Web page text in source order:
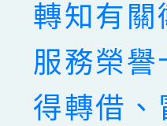
轉知有
服務榮
得轉借